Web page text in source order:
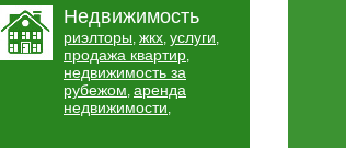
Недвижимость
риэлторы, жкх, услуги,
продажа квартир,
недвижимость за
рубежом, аренда
недвижимости,